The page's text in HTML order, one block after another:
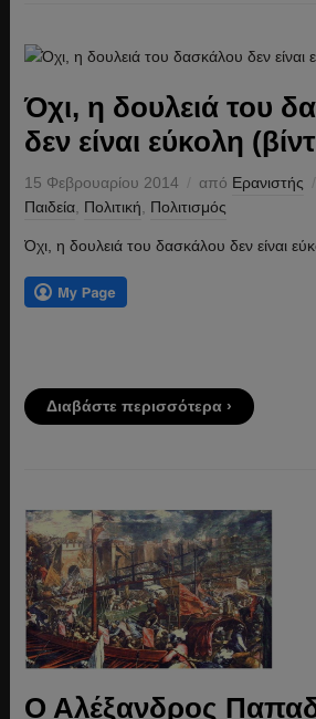
Όχι, η δουλειά του
δεν είναι εύκολη
15 Φεβρουαρίου 2014 από Ερανιστής
Παιδεία, Πολιτική Πολιτισμός
Όχι, η δουλειά του δασκάλου δεν είναι
Διαβάστε περισσότερα ›
Ο Αλέξανδρος